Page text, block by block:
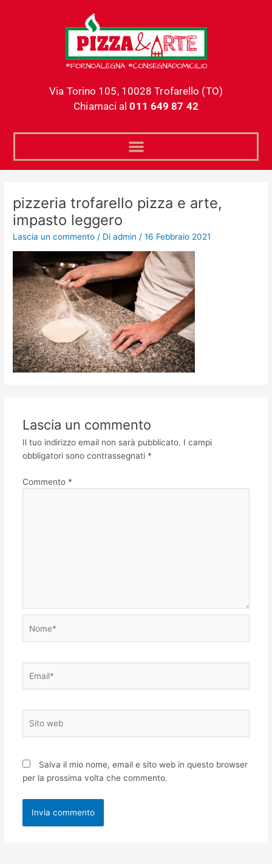
Via Torino 105, 10028 Trofarello (TO)
Chiamaci al 011 649 87 42
pizzeria trofarello pizza e arte,
impasto leggero
Lascia un commento / Diadmin/16 Febbraio 2021
Lascia un commento
Il tuo indirizzo email non sarà pubblicato. I campi
obbligatori sono contrassegnati *
Commento *
web
Salva il mio nome, email e sito web in questo browser
per la prossima volta che commento.